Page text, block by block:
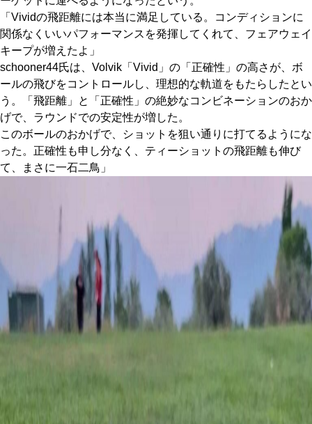
「Vividの飛距離には本当に満足している。コンディションに
関係なくいいパフォーマンスを発揮してくれて、フェアウェイ
キープが増えたよ」
schooner44氏は、Volvik「Vivid」の「正確性」の高さが、ボ
ールの飛びをコントロールし、理想的な軌道をもたらしたとい
う。「飛距離」と「正確性」の絶妙なコンビネーションのおか
げで、ラウンドでの安定性が増した。
このボールのおかげで、ショットを狙い通りに打てるようにな
った。正確性も申し分なく、ティーショットの飛距離も伸び
て、まさに一石二鳥」